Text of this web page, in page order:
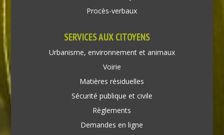
Procès-verbaux
SERVICES AUX CITOYENS
Urbanisme, environnement et animaux
Voirie
Matières résiduelles
Sécurité publique et civile
Règlements
Demandes en ligne